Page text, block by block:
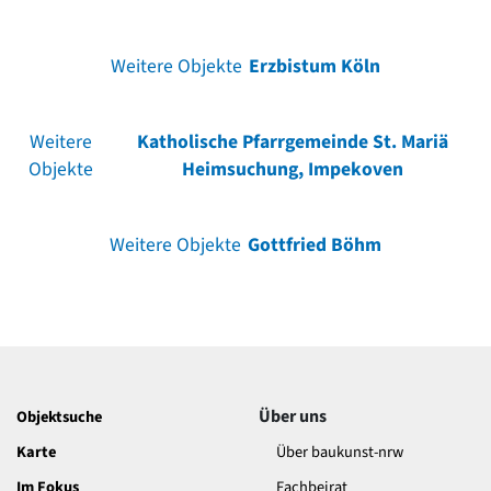
Weitere Objekte Erzbistum Köln
Weitere
Objekte
Katholische Pfarrgemeinde St. Mariä
Heimsuchung, Impekoven
Weitere Objekte Gottfried Böhm
Objektsuche
Karte
Über uns
Über baukunst-nrw